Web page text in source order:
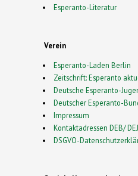
Esperanto-Literatur
Verein
Esperanto-Laden Berlin
Zeitschrift: Esperanto
Deutsche Esperanto-
Deutscher Esperanto-
Impressum
Kontaktadressen DEB/ DEJ
DSGVO-